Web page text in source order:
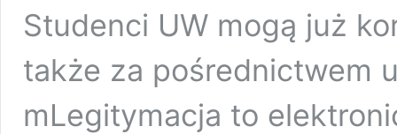
Studenci UW mogą już
także za pośrednictwem
mLegitymacja to